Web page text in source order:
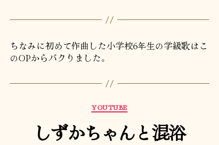
ちなみに初めて作曲した小学校6年生の学級歌はこ
のOPからパクりました。
カ
テ
ゴ
リ
YOUTUBE
しずかちゃんと混浴